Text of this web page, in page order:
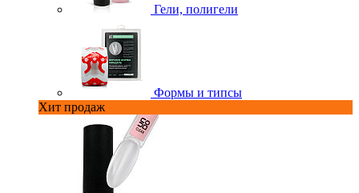
Гели, полигели
Формы и типсы
Хит продаж